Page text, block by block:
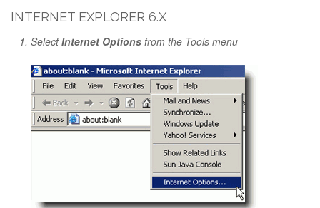
INTERNET EXPLORER 6.X
SelectInternet Options from the Tools menu